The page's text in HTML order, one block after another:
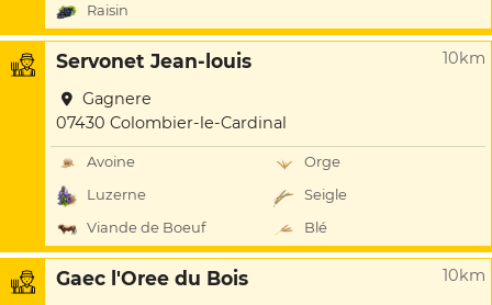
Raisin
Servonet Jean-louis 10km
Gagnere
07430 Colombier-le-Cardinal
Avoine
Orge
Luzerne
Seigle
Viande de Boeuf
Blé
Gaec l'Oree du Bois 10km